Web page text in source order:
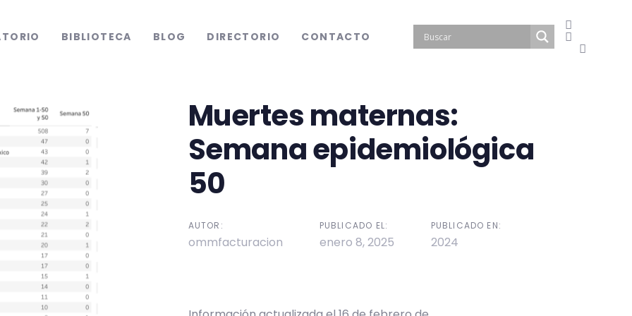
BIBLIOTECA BLOG DIRECTORIO CONTACTO
Muertes maternas:
Semana epidemiológica
50
AUTOR:
ommfacturacion
PUBLICADO EL:
enero 8, 2025
PUBLICADO EN:
2024